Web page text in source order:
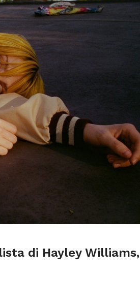
di Hayley